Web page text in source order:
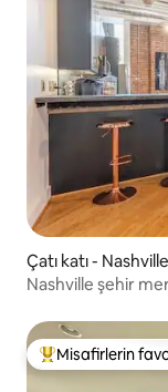
Çatı katı - Nashville
Nashville şehir
Misafirlerin
Misafirlerin